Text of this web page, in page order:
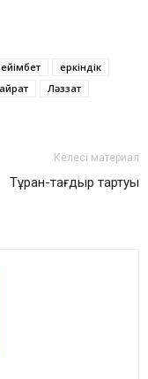
еркіндік
Ләззат
Келесі материал
Тұран-тағдыр тартуы